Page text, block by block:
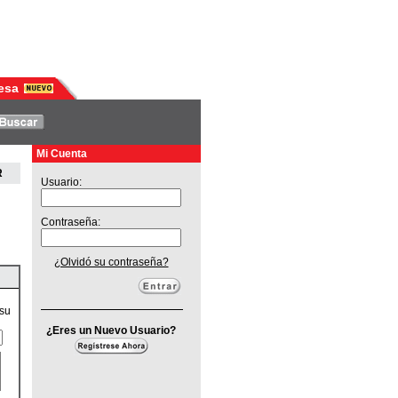
Mi Cuenta
Usuario:
Contraseña:
¿Olvidó su contraseña?
¿Eres un Nuevo Usuario?